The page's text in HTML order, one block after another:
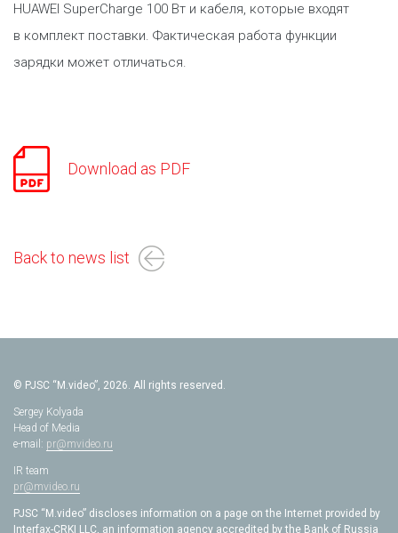
HUAWEI SuperCharge 100 Вт и кабеля, которые входят
в комплект поставки. Фактическая работа функции
зарядки может отличаться.
Download as PDF
Back to news list
© PJSC “M.video”, 2026. All rights reserved.
Sergey Kolyada
Head of Media
e-mail: pr@mvideo.ru
IR team
pr@mvideo.ru
PJSC “M.video” discloses information on a page on the Internet provided by
Interfax-CRKI LLC, an information agency accredited by the Bank of Russia